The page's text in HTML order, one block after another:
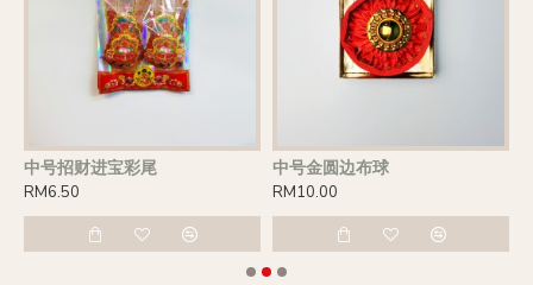
中号招财进宝彩尾
RM6.50
中号金圆边布球
RM10.00